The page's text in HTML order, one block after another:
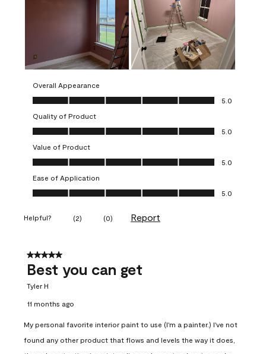
Overall Appearance
Overall Appearance, 5.0 out of 5
5.0
Quality of Product
Quality of Product, 5.0 out of 5
5.0
Value of Product
Value of Product, 5.0 out of 5
5.0
Ease of Application
Ease of Application, 5.0 out of 5
5.0
Helpful? (2) (0) Report
5 out of 5 stars.
Best you can get
Tyler H
11 months ago
My personal favorite interior paint to use (I'm a painter.) I've not
found any other product that flows and levels the way it does,